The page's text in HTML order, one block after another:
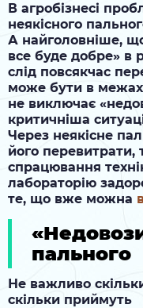
В агробізнесі
неякісного
А найголовніше,
все буде добре» в
слід повсякчас
може бути в межах
не виключає
критичніша
Через неякісне
його перевитрати,
спрацювання
лабораторію
те, що вже можна
пального
Не важливо
скільки приймуть